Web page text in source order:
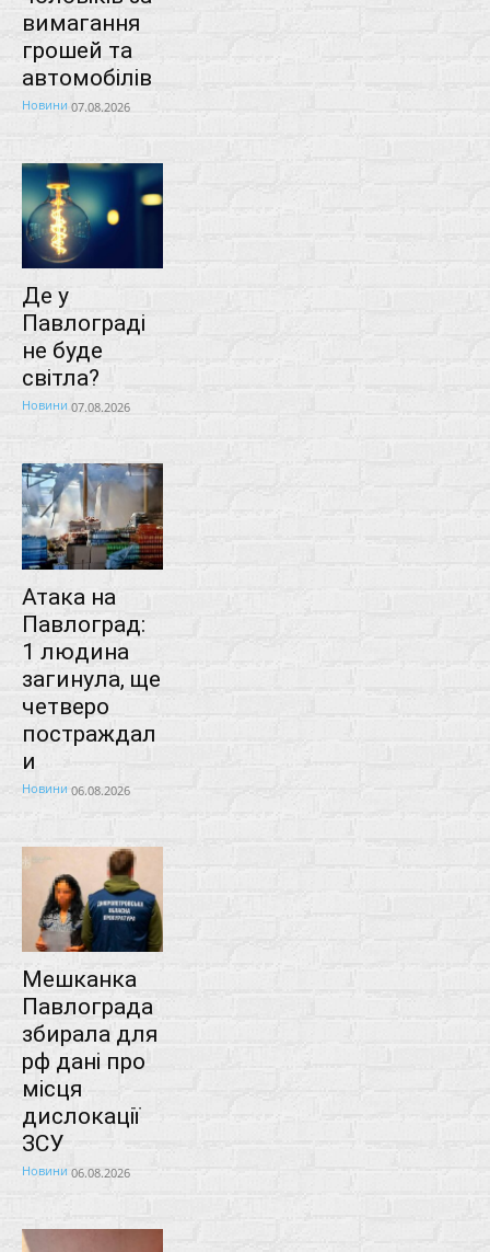
вимагання
грошей та
автомобілів
Новини 07.08.2026
Де у
Павлограді
не буде
світла?
Новини 07.08.2026
Атака на
Павлоград:
1 людина
загинула, ще
четверо
постраждал
и
Новини 06.08.2026
Мешканка
Павлограда
збирала для
рф дані про
місця
дислокації
ЗСУ
Новини 06.08.2026